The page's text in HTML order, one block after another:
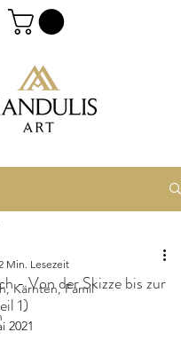
Kärnten, Famil
- Von der Skizze bis zur
1)
Min. Lesezeit
2021